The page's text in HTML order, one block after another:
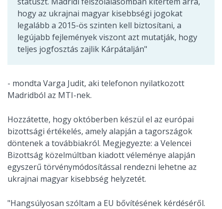
hogy az ukrajnai magyar kisebbségi jogokat
legalább a 2015-ös szinten kell biztosítani, a
legújabb fejlemények viszont azt mutatják, hogy
teljes jogfosztás zajlik Kárpátalján"
- mondta Varga Judit, aki telefonon nyilatkozott
Madridból az MTI-nek.
Hozzátette, hogy októberben készül el az európai
bizottsági értékelés, amely alapján a tagországok
döntenek a továbbiakról. Megjegyezte: a Velencei
Bizottság közelmúltban kiadott véleménye alapján
egyszerű törvénymódosítással rendezni lehetne az
ukrajnai magyar kisebbség helyzetét.
"Hangsúlyosan szóltam a EU bővítésének kérdéséről.